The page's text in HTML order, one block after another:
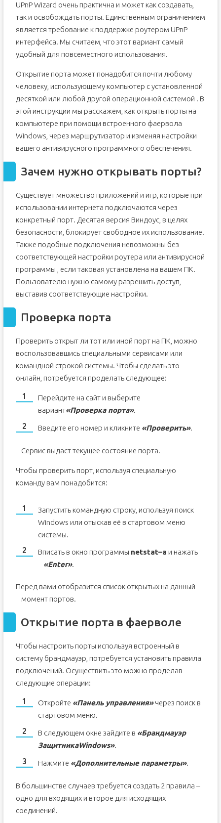
UPnP Wizard очень практична и может как создавать,
так и освобождать порты. Единственным ограничением
является требование к поддержке роутером UPnP
интерфейса. Мы считаем, что этот вариант самый
удобный для повсеместного использования.
Открытие порта может понадобится почти любому
человеку, использующему компьютер с установленной
десяткой или любой другой операционной системой . В
этой инструкции мы расскажем, как открыть порты на
компьютере при помощи встроенного фаервола
Windows, через маршрутизатор и изменяя настройки
вашего антивирусного программного обеспечения.
Зачем нужно открывать порты?
Существует множество приложений и игр, которые при
использовании интернета подключаются через
конкретный порт. Десятая версия Виндоус, в целях
безопасности, блокирует свободное их использование.
Также подобные подключения невозможны без
соответствующей настройки роутера или антивирусной
программы , если таковая установлена на вашем ПК.
Пользователю нужно самому разрешить доступ,
выставив соответствующие настройки.
Проверка порта
Проверить открыт ли тот или иной порт на ПК, можно
воспользовавшись специальными сервисами или
командной строкой системы. Чтобы сделать это
онлайн, потребуется проделать следующее:
Перейдите на сайт и выберите
вариант«Проверка порта».
Введите его номер и кликните «Проверить».
Сервис выдаст текущее состояние порта.
Чтобы проверить порт, используя специальную
команду вам понадобится:
Запустить командную строку, используя поиск
Windows или отыскав её в стартовом меню
системы.
Вписать в окно программы netstat–a и нажать
«Enter».
Перед вами отобразится список открытых на данный
момент портов.
Открытие порта в фаерволе
Чтобы настроить порты используя встроенный в
систему брандмауэр, потребуется установить правила
подключений. Осуществить это можно проделав
следующие операции:
Откройте «Панель управления»через поиск в
стартовом меню.
В следующем окне зайдите в «Брандмауэр
ЗащитникаWindows».
Нажмите «Дополнительные параметры».
В большинстве случаев требуется создать 2 правила –
одно для входящих и второе для исходящих
соединений.